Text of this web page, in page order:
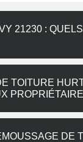
21230 :
TOITURE
DE